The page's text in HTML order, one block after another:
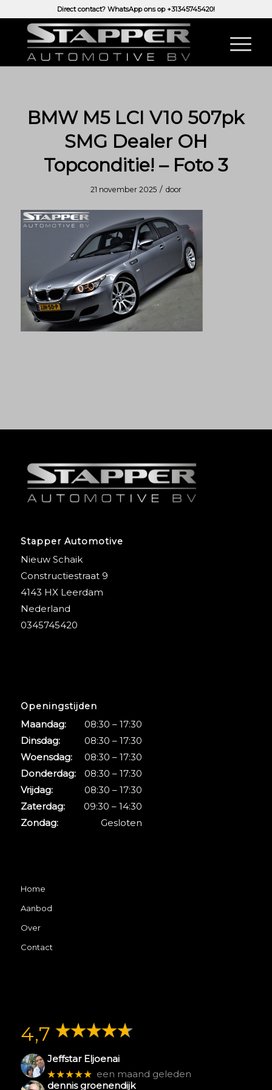
Direct contact? WhatsApp ons op +31345745420!
BMW M5 LCI V10 507pk
SMG Dealer OH
Topconditie! – Foto 3
21 november 2025 / door
Stapper Automotive
Nieuw Schaik
Constructiestraat 9
4143 HX Leerdam
Nederland
0345745420
Openingstijden
Maandag:
08:30 – 17:30
Dinsdag:
08:30 – 17:30
Woensdag:
08:30 – 17:30
Donderdag:
08:30 – 17:30
Vrijdag:
08:30 – 17:30
Zaterdag:
09:30 – 14:30
Zondag:
Gesloten
Home
Aanbod
Over
Contact
4,7
Jeffstar Eljoenai
★★★★★ een maand geleden
dennis groenendijk